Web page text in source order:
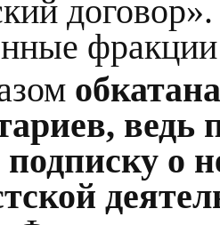
ведь
о